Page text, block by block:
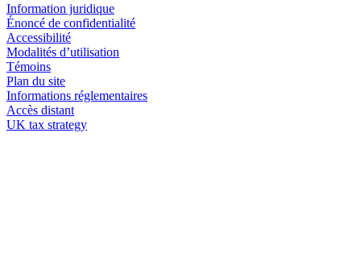
Information juridique
Énoncé de confidentialité
Accessibilité
Modalités d’utilisation
Témoins
Plan du site
Informations réglementaires
Accès distant
UK tax strategy